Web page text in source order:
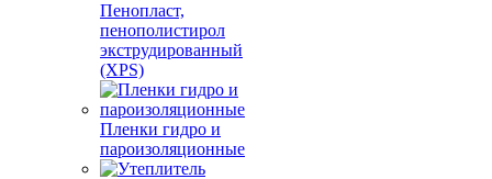
Пенопласт,
пенополистирол
экструдированный
(XPS)
Пленки гидро и
пароизоляционные